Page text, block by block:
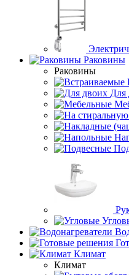
Раковины
Раковины
Для
Климат
Климат